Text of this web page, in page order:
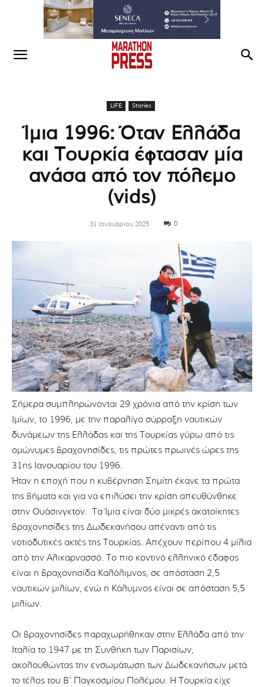
LIFE Stories
Ίμια 1996: Όταν Ελλάδα
και Τουρκία έφτασαν μία
ανάσα από τον πόλεμο
(vids)
31 Ιανουαρίου 2025 0
Σήμερα συμπληρώνονται 29 χρόνια από την κρίση των
Ιμίων, το 1996, με την παραλίγο σύρραξη ναυτικών
δυνάμεων της Ελλάδας και της Τουρκίας γύρω από τις
ομώνυμες βραχονησίδες, τις πρώτες πρωινές ώρες της
31ης Ιανουαρίου του 1996.
Ήταν η εποχή που η κυβέρνηση Σημίτη έκανε τα πρώτα
της βήματα και για να επιλύσει την κρίση απευθύνθηκε
στην Ουάσινγκτον. Τα Ίμια είναι δύο μικρές ακατοίκητες
βραχονησίδες της Δωδεκανήσου απέναντι από τις
νοτιοδυτικές ακτές της Τουρκίας. Απέχουν περίπου 4 μίλια
από την Αλικαρνασσό. Το πιο κοντινό ελληνικό έδαφος
είναι η βραχονησίδα Καλόλιμνος, σε απόσταση 2,5
ναυτικών μιλίων, ενώ η Κάλυμνος είναι σε απόσταση 5,5
μιλίων.
Οι βραχονησίδες παραχωρήθηκαν στην Ελλάδα από την
Ιταλία το 1947 με τη Συνθήκη των Παρισίων,
ακολουθώντας την ενσωμάτωση των Δωδεκανήσων μετά
το τέλος του Β’ Παγκοσμίου Πολέμου. Η Τουρκία είχε